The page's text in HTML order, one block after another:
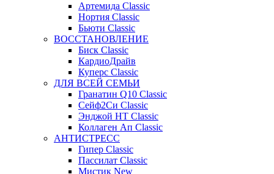
Артемида Classic
Нортия Classic
Бьюти Classic
ВОССТАНОВЛЕНИЕ
Биск Classic
КардиоДрайв
Куперс Classic
ДЛЯ ВСЕЙ СЕМЬИ
Гранатин Q10 Classic
Сейф2Си Classic
Энджой НТ Classic
Коллаген Ап Classic
АНТИСТРЕСС
Гипер Classic
Пассилат Classic
Мистик New